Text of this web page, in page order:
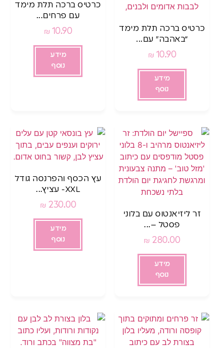
כרטיס ברכה תלת מימד
“באהבה” עם...
10.90
₪
מידע
נוסף
כרטיס ברכה תלת מימד
עם פרחים...
10.90
₪
מידע
נוסף
זר ליזיאנטוס עם בלוני
פסטל –...
280.00
₪
מידע
נוסף
עץ הכסף והפרנסה גודל
XXL- עציץ...
230.00
₪
מידע
נוסף